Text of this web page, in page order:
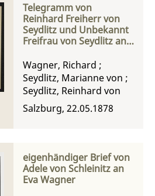
Telegramm von
Reinhard Freiherr von
Seydlitz und Unbekannt
Freifrau von Seydlitz an
Wagner, Richard ;
Seydlitz, Marianne von ;
Seydlitz, Reinhard von
Salzburg, 22.05.1878
eigenhändiger Brief von
Adele von Schleinitz an
Eva Wagner